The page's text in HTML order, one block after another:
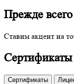
Прежде
Ставим акцент на
Сертификаты
Сертификаты